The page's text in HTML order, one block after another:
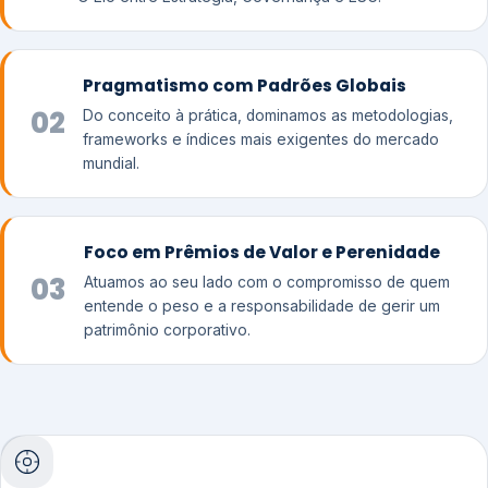
02
Pragmatismo com Padrões Globais
Do conceito à prática, dominamos as metodologias,
frameworks e índices mais exigentes do mercado
mundial.
03
Foco em Prêmios de Valor e Perenidade
Atuamos ao seu lado com o compromisso de quem
entende o peso e a responsabilidade de gerir um
patrimônio corporativo.